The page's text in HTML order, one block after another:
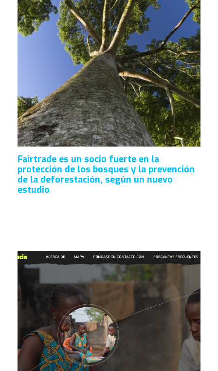
Fairtrade es un socio fuerte en la
protección de los bosques y la prevención
de la deforestación, según un nuevo
estudio